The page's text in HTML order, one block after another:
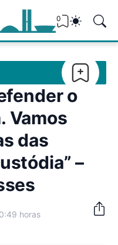
0
o
Vamos
das
–
horas